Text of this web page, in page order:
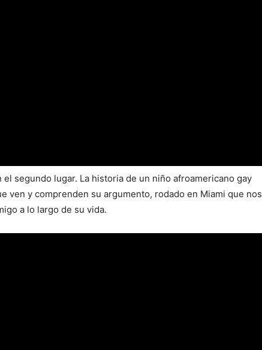
el segundo lugar. La historia de un niño afroamericano gay
ven y comprenden su argumento, rodado en Miami que nos
a lo largo de su vida.